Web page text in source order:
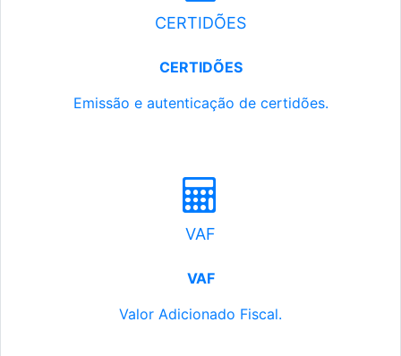
CERTIDÕES
CERTIDÕES
Emissão e autenticação de certidões.
VAF
VAF
Valor Adicionado Fiscal.